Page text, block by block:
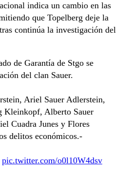
indica un cambio en las
que Topelberg deje la
continúa la investigación del
de Garantía de Stgo se
del clan Sauer.
Ariel Sauer Adlerstein,
Kleinkopf, Alberto Sauer
Cuadra Junes y Flores
delitos económicos.-
pic.twitter.com/o0l10W4dsv